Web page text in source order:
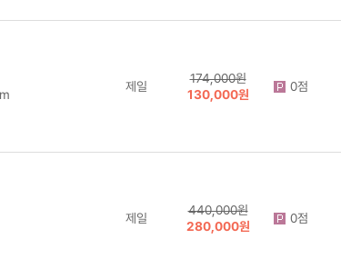
제일
174,000원
130,000원
0점
제일
440,000원
280,000원
0점